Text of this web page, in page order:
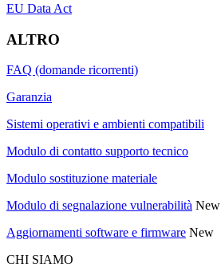
EU Data Act
ALTRO
FAQ (domande ricorrenti)
Garanzia
Sistemi operativi e ambienti compatibili
Modulo di contatto supporto tecnico
Modulo sostituzione materiale
Modulo di segnalazione vulnerabilità New
Aggiornamenti software e firmware New
CHI SIAMO